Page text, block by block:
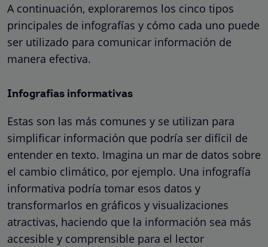
A continuación, exploraremos los cinco tipos
principales de infografías y cómo cada uno puede
ser utilizado para comunicar información de
manera efectiva.
Infografías informativas
Estas son las más comunes y se utilizan para
simplificar información que podría ser difícil de
entender en texto. Imagina un mar de datos sobre
el cambio climático, por ejemplo. Una infografía
informativa podría tomar esos datos y
transformarlos en gráficos y visualizaciones
atractivas, haciendo que la información sea más
accesible y comprensible para el lector